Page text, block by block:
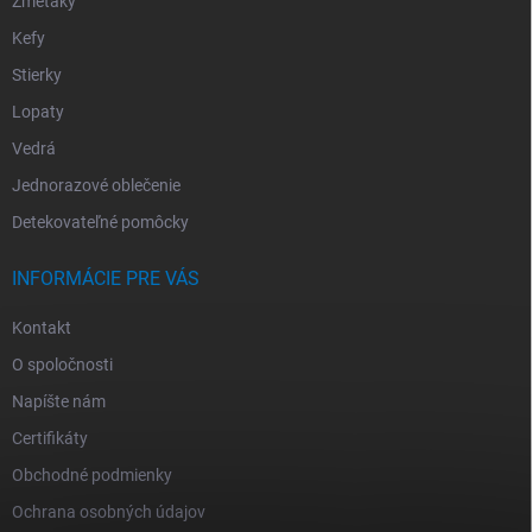
Kefy
Stierky
Lopaty
Vedrá
Jednorazové oblečenie
Detekovateľné pomôcky
INFORMÁCIE PRE VÁS
Kontakt
O spoločnosti
Napíšte nám
Certifikáty
Obchodné podmienky
Ochrana osobných údajov